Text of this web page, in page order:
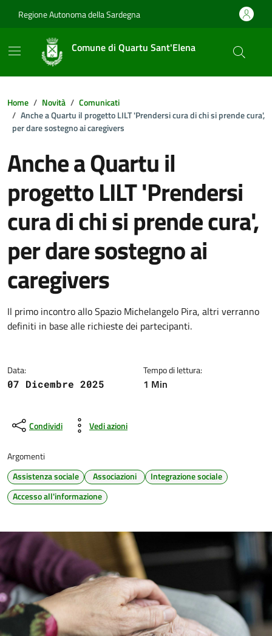
Regione Autonoma della Sardegna
Comune di Quartu Sant'Elena
Home Novità
Comunicati
Anche a Quartu il progetto LILT 'Prendersi cura di chi si prende cura',
per dare sostegno ai caregivers
Anche a Quartu il
progetto LILT 'Prendersi
cura di chi si prende cura',
per dare sostegno ai
caregivers
Dettagli della notizia
Il primo incontro allo Spazio Michelangelo Pira, altri verranno
definiti in base alle richieste dei partecipanti.
Data:
07 Dicembre 2025
Tempo di lettura:
1 Min
Condividi Vedi azioni
Argomenti
Assistenza sociale
Associazioni
Integrazione sociale
Accesso all'informazione